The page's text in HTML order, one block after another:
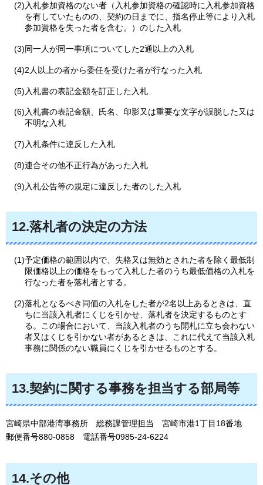
(2)入札参加資格のない者（入札参加資格の確認時に入札参加資格
を有していたものの、契約の日までに、指名停止等により入札
参加資格を失った者を含む。）のした入札
(3)同一人が同一事項についてした2通以上の入札
(4)2人以上の者から委任を受けた者が行なった入札
(5)入札書の表記金額を訂正した入札
(6)入札書の表記金額、氏名、印影又は重要な文字が誤脱した又は
不明な入札
(7)入札条件に違反した入札
(8)連合その他不正行為があった入札
(9)入札公告等の規定に違反した者のした入札
12.落札者の決定の方法
(1)予定価格の範囲以内で、失格又は無効とされた者を除く最低制
限価格以上の価格をもって入札した者のうち最低価格の入札を
行なった者を落札者とする。
(2)落札となるべき同価の入札をした者が2名以上あるときは、直
ちに当該入札者にくじを引かせ、落札者を決定するものとす
る。この場合において、当該入札者のうち開札に立ち会わない
者又はくじを引かない者があるときは、これに代えて当該入札
事務に関係のない職員にくじを引かせるものとする。
13.契約に関する事務を担当する部局等
宮崎県中部港湾事務所 総務課管理担当
宮崎市港1丁目18番地
郵便番号880-0858
電話番号0985-24-6224
14.その他